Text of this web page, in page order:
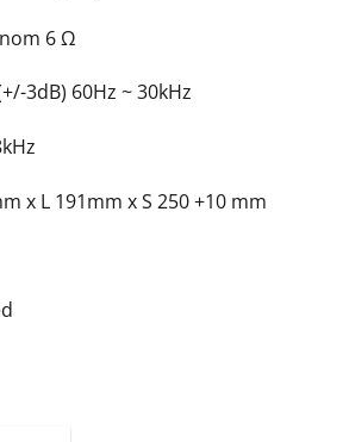
6 Ω
3dB) 60Hz ~ 30kHz
x L 191mm x S 250 +10 mm